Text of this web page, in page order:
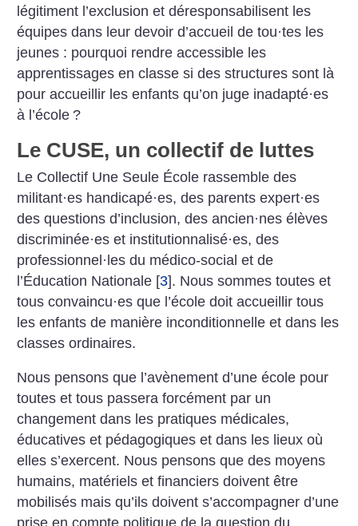
légitiment l’exclusion et déresponsabilisent les
équipes dans leur devoir d’accueil de tou·tes les
jeunes : pourquoi rendre accessible les
apprentissages en classe si des structures sont là
pour accueillir les enfants qu’on juge inadapté·es
à l’école ?
Le CUSE, un collectif de luttes
Le Collectif Une Seule École rassemble des
militant·es handicapé·es, des parents expert·es
des questions d’inclusion, des ancien·nes élèves
discriminée·es et institutionnalisé·es, des
professionnel·les du médico-social et de
l’Éducation Nationale [3]. Nous sommes toutes et
tous convaincu·es que l’école doit accueillir tous
les enfants de manière inconditionnelle et dans les
classes ordinaires.
Nous pensons que l’avènement d’une école pour
toutes et tous passera forcément par un
changement dans les pratiques médicales,
éducatives et pédagogiques et dans les lieux où
elles s’exercent. Nous pensons que des moyens
humains, matériels et financiers doivent être
mobilisés mais qu’ils doivent s’accompagner d’une